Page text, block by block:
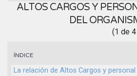
ALTOS CARGOS Y
DEL
(1 de
ÍNDICE
La relación de Altos Cargos y